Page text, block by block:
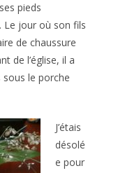
pieds
Le jour où son fils
de chaussure
de l’église, il a
sous le porche
J’étais
désolé
e pour